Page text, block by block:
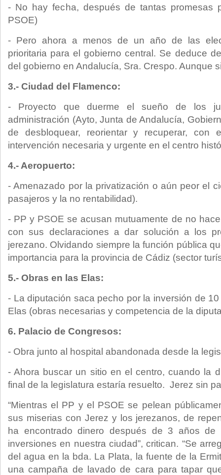
- No hay fecha, después de tantas promesas
PSOE)
- Pero ahora a menos de un año de las
prioritaria para el gobierno central. Se deduce
del gobierno en Andalucía, Sra. Crespo. Aunque
3.- Ciudad del Flamenco:
- Proyecto que duerme el sueño de los
administración (Ayto, Junta de Andalucía,
de desbloquear, reorientar y recuperar, con
intervención necesaria y urgente en el centro
4.- Aeropuerto:
- Amenazado por la privatización o aún peor el
pasajeros y la no rentabilidad).
- PP y PSOE se acusan mutuamente de no
con sus declaraciones a dar solución a los
jerezano. Olvidando siempre la función pública
importancia para la provincia de Cádiz (sector
5.- Obras en las Elas:
- La diputación saca pecho por la inversión de
Elas (obras necesarias y competencia de la
6. Palacio de Congresos:
- Obra junto al hospital abandonada desde la
- Ahora buscar un sitio en el centro, cuando la
final de la legislatura estaría resuelto. Jerez sin
“Mientras el PP y el PSOE se pelean
sus miserias con Jerez y los jerezanos, de
ha encontrado dinero después de 3 años de
inversiones en nuestra ciudad”, critican. “Se
del agua en la bda. La Plata, la fuente de la
una campaña de lavado de cara para tapar